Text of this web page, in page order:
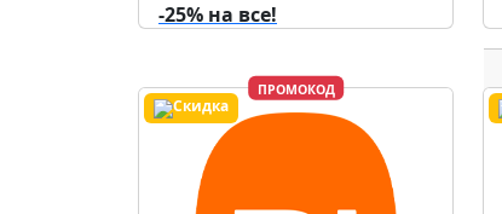
-25% на все!
ПРОМОКОД